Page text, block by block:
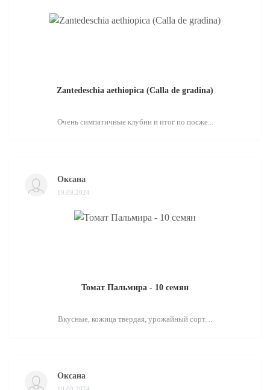
Zantedeschia aethiopica (Calla de gradina)
Очень симпатичные клубни и итог по посже...
Оксана
19.09.2024
Томат Пальмира - 10 семян
Вкусные, кожица твердая, урожайный сорт. ..
Оксана